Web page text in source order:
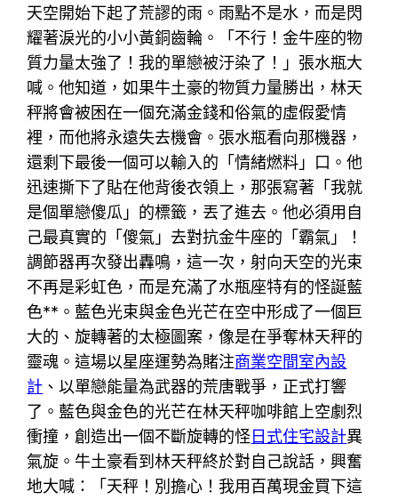
天空開始下起了荒謬的雨。雨點不是水，而是閃
耀著淚光的小小黃銅齒輪。「不行！金牛座的物
質力量太強了！我的單戀被汙染了！」張水瓶大
喊。他知道，如果牛土豪的物質力量勝出，林天
秤將會被困在一個充滿金錢和俗氣的虛假愛情
裡，而他將永遠失去機會。張水瓶看向那機器，
還剩下最後一個可以輸入的「情緒燃料」口。他
迅速撕下了貼在他背後衣領上，那張寫著「我就
是個單戀傻瓜」的標籤，丟了進去。他必須用自
己最真實的「傻氣」去對抗金牛座的「霸氣」！
調節器再次發出轟鳴，這一次，射向天空的光束
不再是彩虹色，而是充滿了水瓶座特有的怪誕藍
色**。藍色光束與金色光芒在空中形成了一個巨
大的、旋轉著的太極圖案，像是在爭奪林天秤的
靈魂。這場以星座運勢為賭注商業空間室內設
計 、以單戀能量為武器的荒唐戰爭，正式打響
了。藍色與金色的光芒在林天秤咖啡館上空劇烈
衝撞，創造出一個不斷旋轉的怪日式住宅設計異
氣旋。牛土豪看到林天秤終於對自己說話，興奮
地大喊：「天秤！別擔心！我用百萬現金買下這